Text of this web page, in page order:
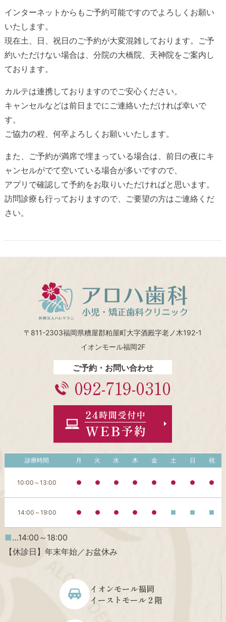
インターネットからもご予約可能ですのでよろしくお願い
いたします。
現在土、日、祝日のご予約が大変混雑しております。ご予
約いただけない場合は、分院の大橋院、天神院をご案内し
ております。
カルテは連携しておりますのでご安心ください。
キャンセルなどは前日までにご連絡いただければ幸いで
す。
ご協力の程、何卒よろしくお願いいたします。
また、ご予約が満席で埋まっている場合は、前日の夜にキ
ャンセルがでて空いている場合が多いですので、
アプリで確認して予約をお取りいただければと思います。
訪問診療も行っておりますので、ご要望の方はご連絡くだ
さい。
〒811-2303福岡県糟屋郡粕屋町大字酒殿字老ノ木192-1
イオンモール福岡2F
ご予約・お問い合わせ
092-719-0310
診療時間 月 火 水 木 金 土 日 祝
10:00～13:00 ● ● ● ● ● ● ● ●
14:00～19:00 ● ● ● ● ● ■ ■ ■
■…14:00～18:00
【休診日】年末年始／お盆休み
イオンモール福岡
イーストモール２階